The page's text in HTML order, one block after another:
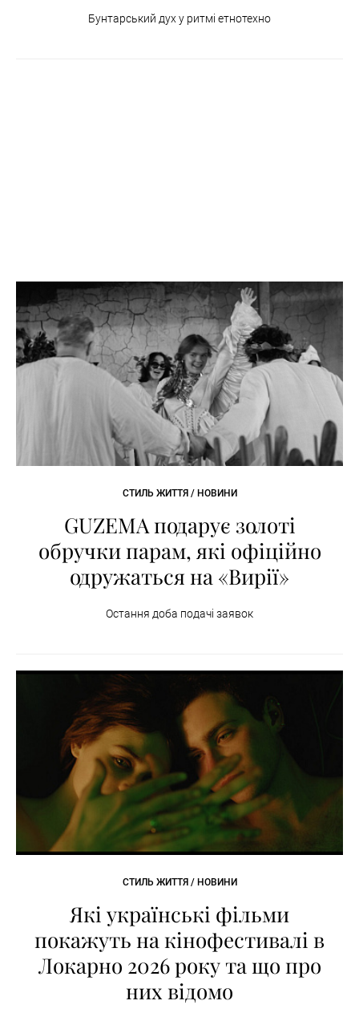
Бунтарський дух у ритмі етнотехно
СТИЛЬ ЖИТТЯ / НОВИНИ
GUZEMA подарує золоті
обручки парам, які офіційно
одружаться на «Вирії»
Остання доба подачі заявок
СТИЛЬ ЖИТТЯ / НОВИНИ
Які українські фільми
покажуть на кінофестивалі в
Локарно 2026 року та що про
них відомо